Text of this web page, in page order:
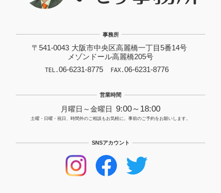
事務所
〒541-0043 大阪市中央区高麗橋一丁目5番14号
メゾンドール高麗橋205号
TEL.06-6231-8775 FAX.06-6231-8776
営業時間
月曜日～金曜日 9:00～ 18:00
土曜・日曜・祝日、時間外のご相談もお気軽に。事前のご予約をお願いします。
SNSアカウント